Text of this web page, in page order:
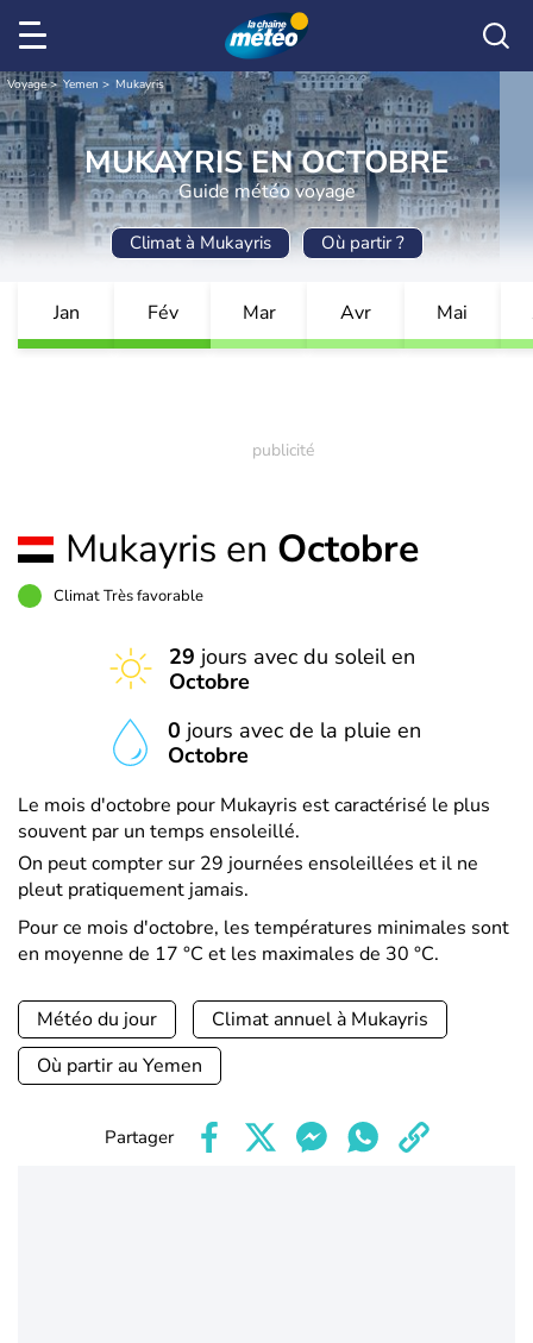
Voyage Yemen Mukayris
MUKAYRIS EN OCTOBRE
Guide météo voyage
Climat à Mukayris Où partir ?
Jan Fév Mar Avr Mai
Mukayris en Octobre
Climat Très favorable
29 jours avec du soleil en
Octobre
0 jours avec de la pluie en
Octobre
Le mois d'octobre pour Mukayris est caractérisé le plus
souvent par un temps ensoleillé.
On peut compter sur 29 journées ensoleillées et il ne
pleut pratiquement jamais.
Pour ce mois d'octobre, les températures minimales sont
en moyenne de 17 °C et les maximales de 30 °C.
Météo du jour
Climat annuel à Mukayris
Où partir au Yemen
Partager